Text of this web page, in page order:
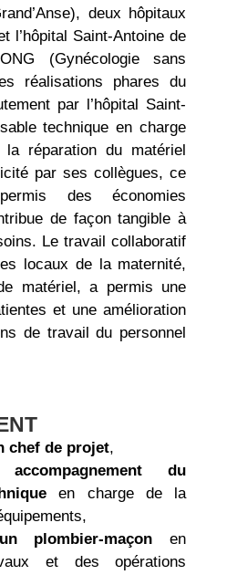
deux hôpitaux
l’hôpital Saint-Antoine de
(Gynécologie sans
réalisations phares du
par l’hôpital Saint-
technique en charge
la réparation du matériel
par ses collègues, ce
des économies
de façon tangible à
Le travail collaboratif
locaux de la maternité,
matériel, a permis une
et une amélioration
de travail du personnel
chef de projet,
du
en charge de la
plombier-maçon en
et des opérations